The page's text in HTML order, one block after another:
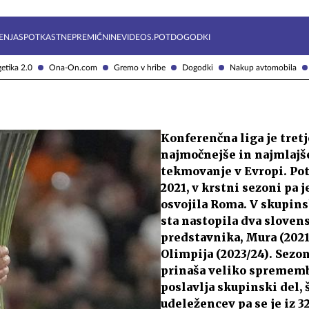
2.0 Ona-On.com Gremo v hribe Dogodki Nakup avtomobila
SPOTKASTNEPREMIČNINEVIDEOS.POTDOGODKI
Konferenčna liga je
najmočnejše in
tekmovanje v Evropi.
2021, v krstni sezoni pa
osvojila Roma. V
sta nastopila dva
predstavnika, Mura
Olimpija (2023/24).
prinaša veliko
poslavlja skupinski del,
udeležencev pa se je iz